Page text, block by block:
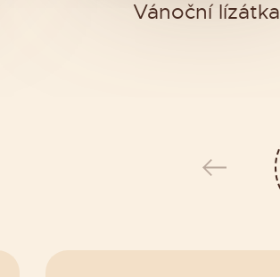
Vánoční lízátka